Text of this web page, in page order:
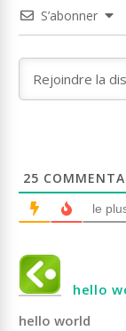
S’abonner
25
le
hello
hello world